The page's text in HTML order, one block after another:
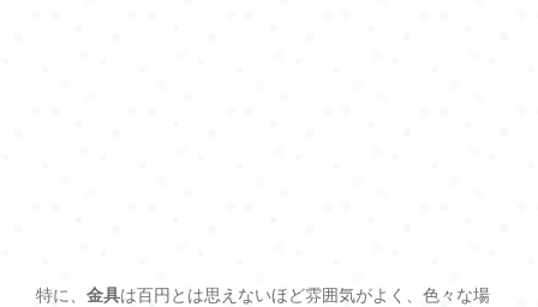
特に、 金具は百円とは思えないほど雰囲気がよく、色々な場